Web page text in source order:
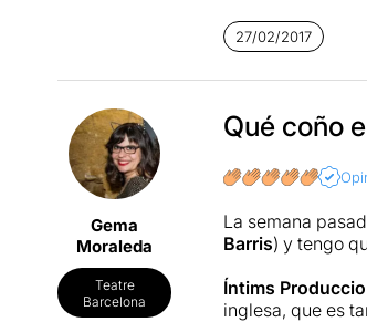
d’un públic que
rapejades que
27/02/2017
Gema
Moraleda
Teatre
Barcelona
Qué coño
La semana
Barris) y tengo
Íntims
inglesa, que es